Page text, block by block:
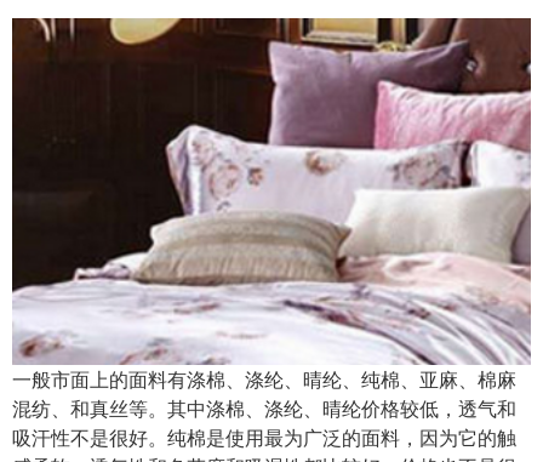
一般市面上的面料有涤棉、涤纶、晴纶、纯棉、亚麻、棉麻
混纺、和真丝等。其中涤棉、涤纶、晴纶价格较低，透气和
吸汗性不是很好。纯棉是使用最为广泛的面料，因为它的触